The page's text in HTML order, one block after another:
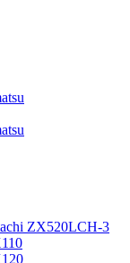
ZX520LCH-3